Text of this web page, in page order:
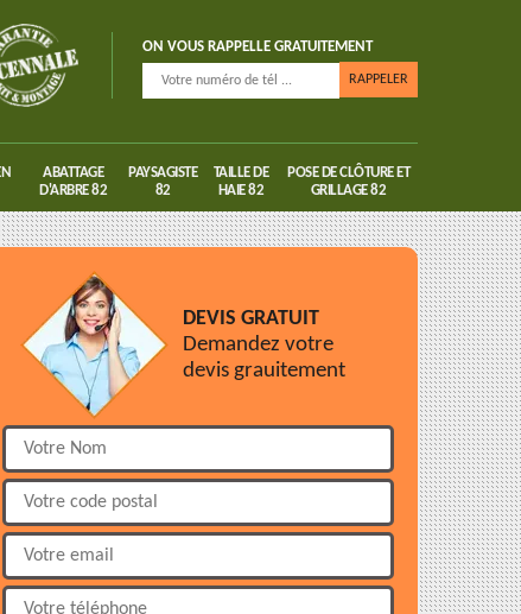
ON VOUS RAPPELLE GRATUITEMENT
ABATTAGE
D'ARBRE 82
PAYSAGISTE
82
TAILLE DE
HAIE 82
POSE DE CLÔTURE ET
GRILLAGE 82
DEVIS GRATUIT
Demandez votre
devis grauitement